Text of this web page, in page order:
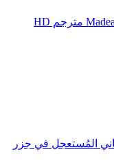
المُستعجل في جزر